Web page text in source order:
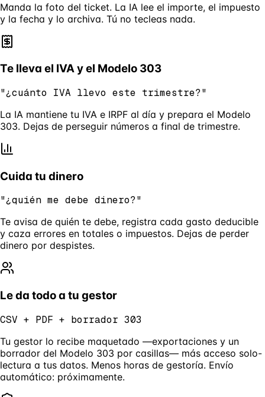
Manda la foto del ticket. La IA lee el importe, el impuesto
y la fecha y lo archiva. Tú no tecleas nada.
Te lleva el IVA y el Modelo 303
"¿cuánto IVA llevo este trimestre?"
La IA mantiene tu IVA e IRPF al día y prepara el Modelo
303. Dejas de perseguir números a final de trimestre.
Cuida tu dinero
"¿quién me debe dinero?"
Te avisa de quién te debe, registra cada gasto deducible
y caza errores en totales o impuestos. Dejas de perder
dinero por despistes.
Le da todo a tu gestor
CSV + PDF + borrador 303
Tu gestor lo recibe maquetado —exportaciones y un
borrador del Modelo 303 por casillas— más acceso solo-
lectura a tus datos. Menos horas de gestoría. Envío
automático: próximamente.